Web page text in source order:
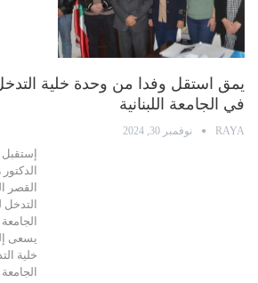
يمق استقل وفدا من وحدة خلية
في الجامعة اللبنانية
RAYA نوفمبر 30, 2024
القصر
يسعى
خلية